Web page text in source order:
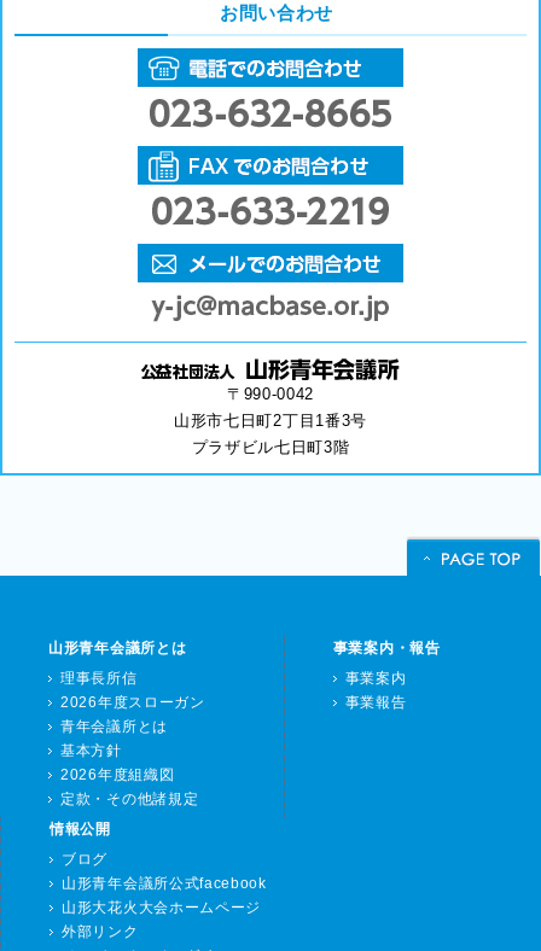
お問い合わせ
〒990-0042
山形市七日町2丁目1番3号
プラザビル七日町3階
山形青年会議所とは
理事長所信
2026年度スローガン
青年会議所とは
基本方針
2026年度組織図
定款・その他諸規定
事業案内・報告
事業案内
事業報告
情報公開
ブログ
山形青年会議所公式facebook
山形大花火大会ホームページ
外部リンク